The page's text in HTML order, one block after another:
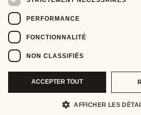
PERFORMANCE
FONCTIONNALITÉ
NON CLASSIFIÉS
ACCEPTER TOUT
AFFICHER LES